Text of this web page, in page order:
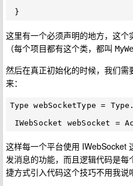
这里有一个必须声明的地方，这
（每个项目都有这个类，都叫
然后在真正初始化的时候，我们
来：
Type webSocketType =
这样每一个平台使用 IWebSocket
发消息的功能，而且逻辑代码是
捷方式引入代码这个技巧不用我说